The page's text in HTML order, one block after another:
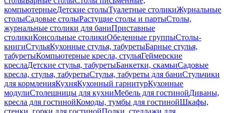
компьютерныеДетские столыТуалетные столикиЖурнальные
столыСадовые столыРастущие столы и партыСтолы,
журнальные столики для баниПриставные
столикиКонсольные столикиОбеденные группыСтолы-
книгиСтульяКухонные стулья, табуретыБарные стулья,
табуретыКомпьютерные кресла, стульяГеймерские
креслаДетские стулья, табуретыБанкетки, скамьиСадовые
кресла, стулья, табуретыСтулья, табуреты для баниСтульчики
для кормленияКухняКухонный гарнитурКухонные
модулиСтолешницы для кухниМебель для гостинойДиваны,
кресла для гостинойКомоды, тумбы для гостинойШкафы,
стенки, горки для гостинойПолки, стеллажи для